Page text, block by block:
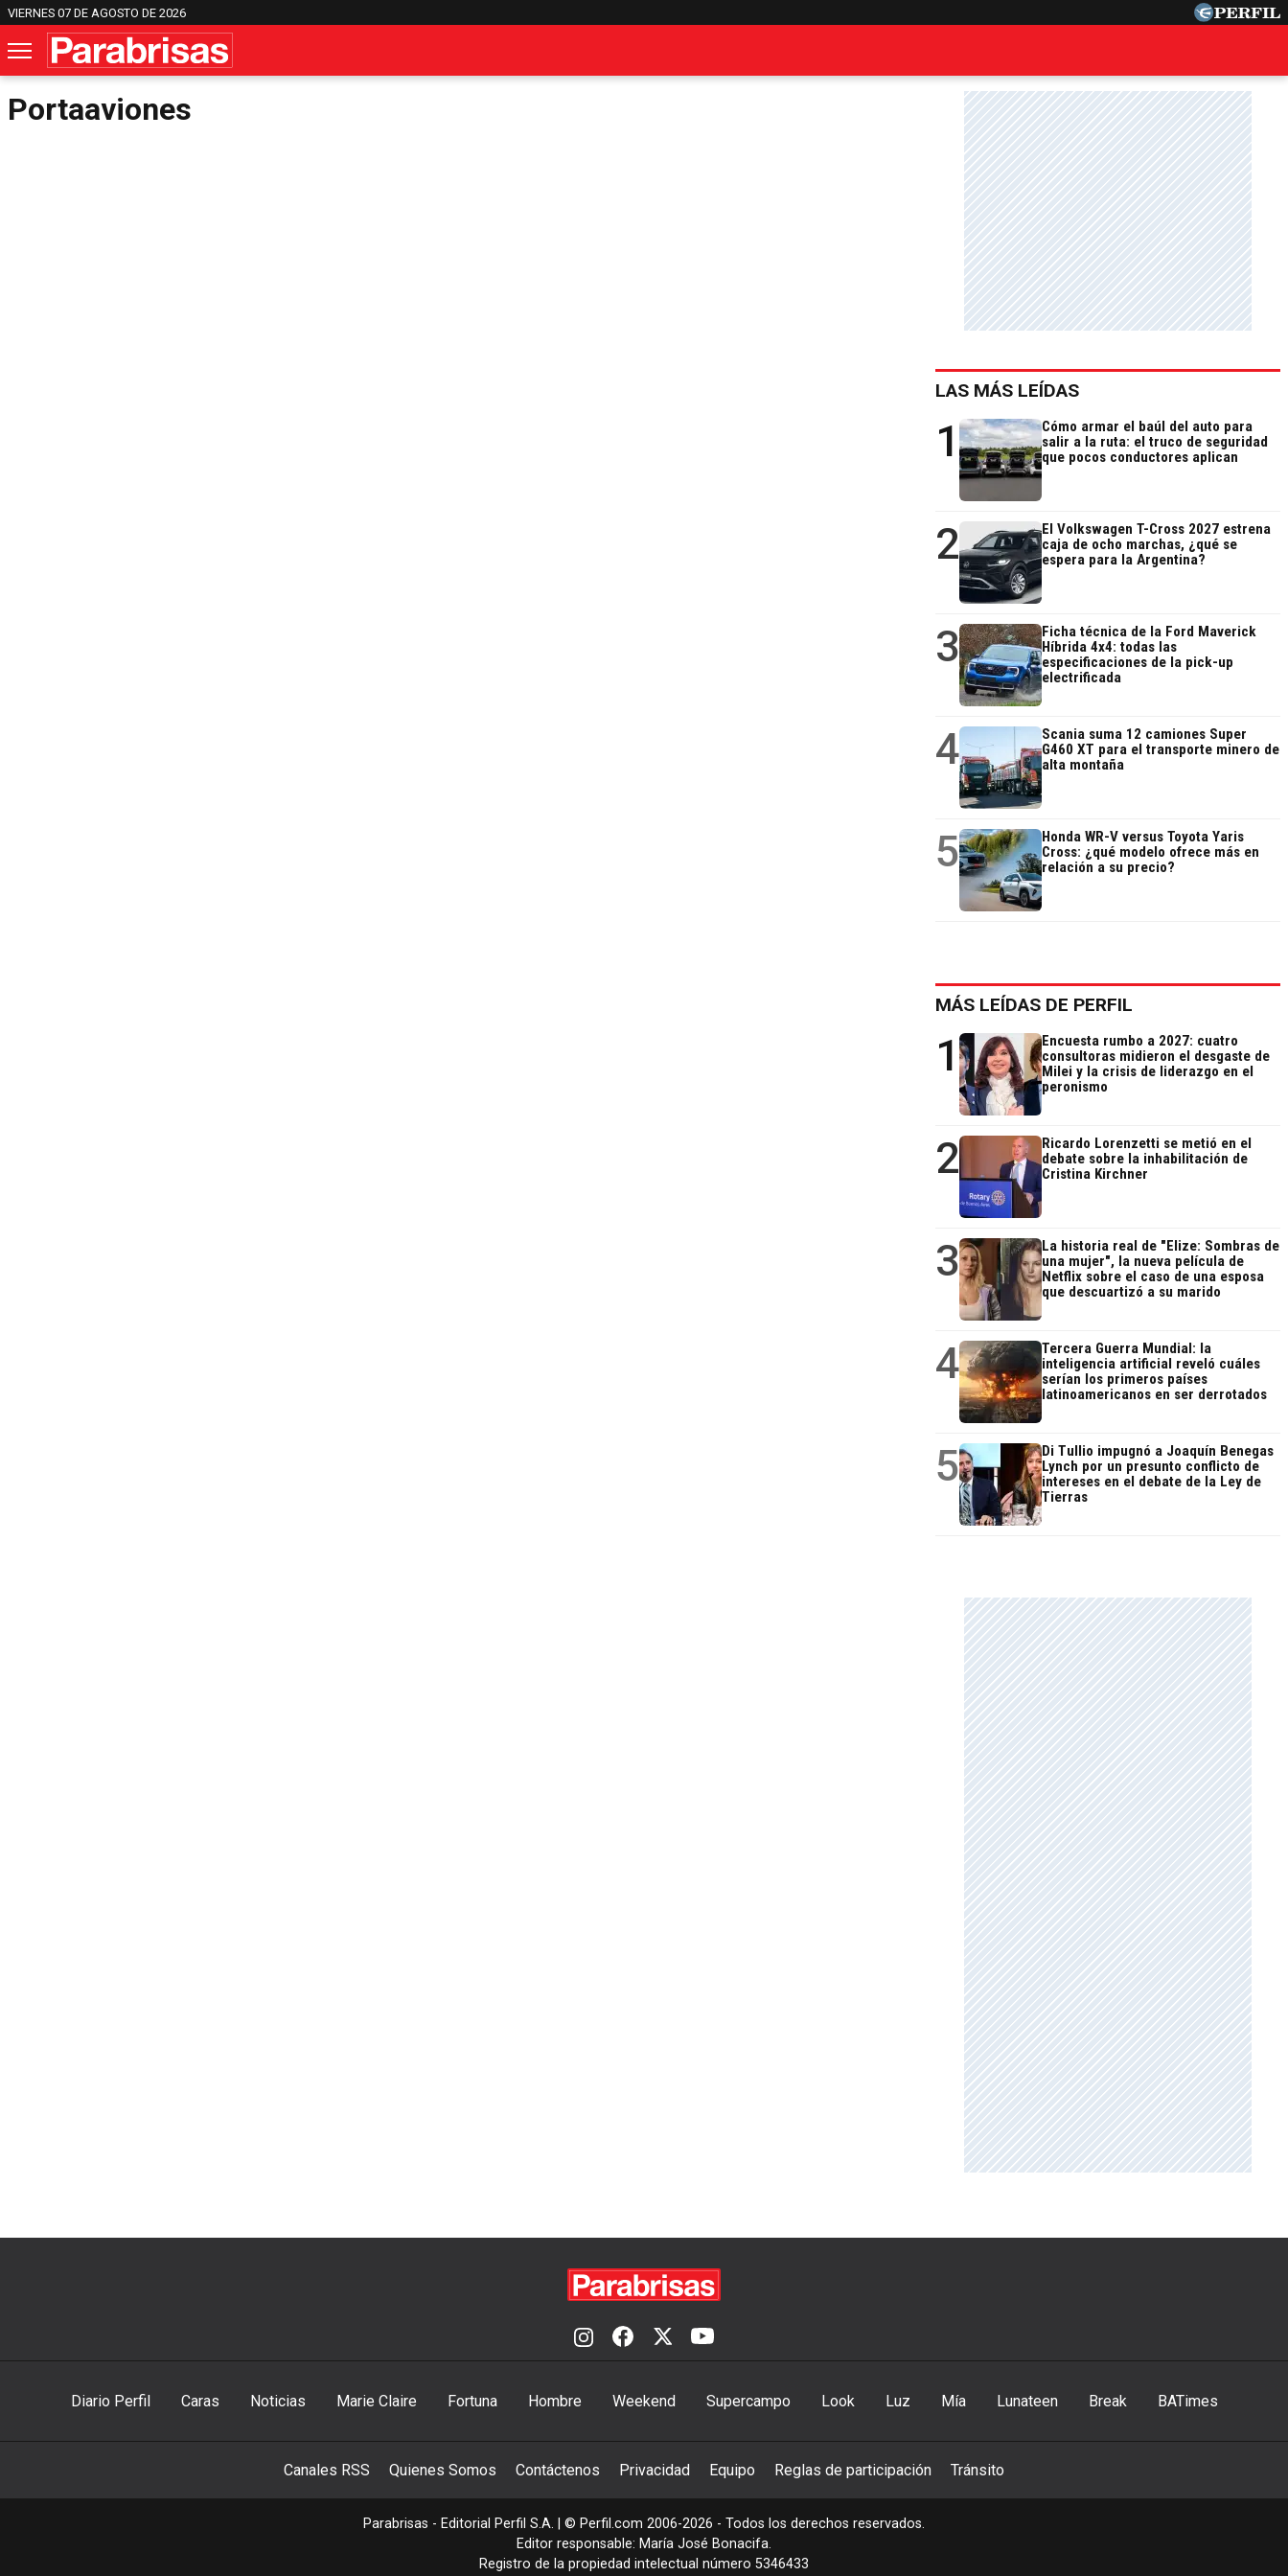
VIERNES 07 DE AGOSTO DE 2026
Portaaviones
LAS MÁS LEÍDAS
1
Cómo armar el baúl del auto para
salir a la ruta: el truco de seguridad
que pocos conductores aplican
2
El Volkswagen T-Cross 2027 estrena
caja de ocho marchas, ¿qué se
espera para la Argentina?
3
Ficha técnica de la Ford Maverick
Híbrida 4x4: todas las
especificaciones de la pick-up
electrificada
4
Scania suma 12 camiones Super
G460 XT para el transporte minero de
alta montaña
5
Honda WR-V versus Toyota Yaris
Cross: ¿qué modelo ofrece más en
relación a su precio?
MÁS LEÍDAS DE PERFIL
1
Encuesta rumbo a 2027: cuatro
consultoras midieron el desgaste de
Milei y la crisis de liderazgo en el
peronismo
2
Ricardo Lorenzetti se metió en el
debate sobre la inhabilitación de
Cristina Kirchner
3
La historia real de "Elize: Sombras de
una mujer", la nueva película de
Netflix sobre el caso de una esposa
que descuartizó a su marido
4
Tercera Guerra Mundial: la
inteligencia artificial reveló cuáles
serían los primeros países
latinoamericanos en ser derrotados
5
Di Tullio impugnó a Joaquín Benegas
Lynch por un presunto conflicto de
intereses en el debate de la Ley de
Tierras
Diario Perfil Caras Noticias Marie Claire Fortuna Hombre Weekend Supercampo Look Luz Mía Lunateen Break BATimes
Canales RSS Quienes Somos Contáctenos Privacidad Equipo Reglas de participación Tránsito
Parabrisas - Editorial Perfil S.A. | © Perfil.com 2006-2026 - Todos los derechos reservados.
Editor responsable: María José Bonacifa.
Registro de la propiedad intelectual número 5346433